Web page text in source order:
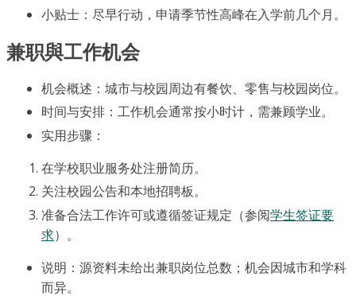
小贴士：尽早行动，申请季节性高峰在入学前几个月。
兼职與工作机会
机会概述：城市与校园周边有餐饮、零售与校园岗位。
时间与安排：工作机会通常按小时计，需兼顾学业。
实用步骤：
在学校职业服务处注册简历。
关注校园公告和本地招聘板。
准备合法工作许可或遵循签证规定（参阅学生签证要
求）。
说明：源资料未给出兼职岗位总数；机会因城市和学科
而异。